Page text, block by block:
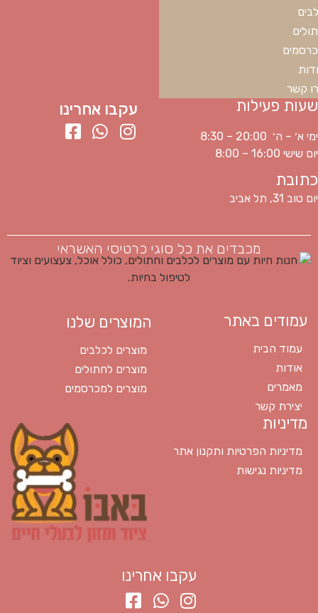
קשר
שעות פעילות
ימי א׳ – ה׳ 20:00 – 8:30
יום שישי 16:00 – 8:00
כתובת
יום טוב 31, תל אביב
עקבו אחרינו
מכבדים את כל סוגי כרטיסי האשראי
עמודים באתר
עמוד הבית
אודות
מאמרים
יצירת קשר
המוצרים שלנו
מוצרים לכלבים
מוצרים לחתולים
מוצרים למכרסמים
מדיניות
מדיניות הפרטיות ותקנון אתר
מדיניות נגישות
עקבו אחרינו